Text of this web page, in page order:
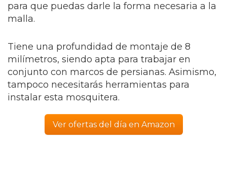
para que puedas darle la forma necesaria a la
malla.
Tiene una profundidad de montaje de 8
milímetros, siendo apta para trabajar en
conjunto con marcos de persianas. Asimismo,
tampoco necesitarás herramientas para
instalar esta mosquitera.
Ver ofertas del día en Amazon